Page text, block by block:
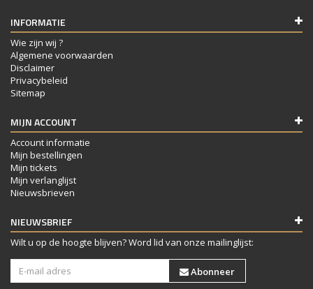
INFORMATIE
Wie zijn wij ?
Algemene voorwaarden
Disclaimer
Privacybeleid
Sitemap
MIJN ACCOUNT
Account informatie
Mijn bestellingen
Mijn tickets
Mijn verlanglijst
Nieuwsbrieven
NIEUWSBRIEF
Wilt u op de hoogte blijven? Word lid van onze mailinglijst:
Abonneer